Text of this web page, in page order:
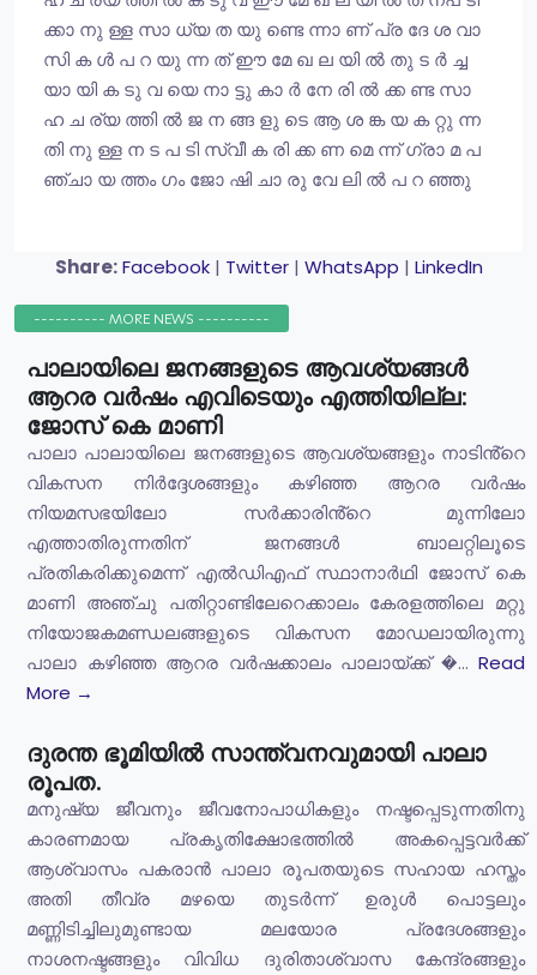
ക്കാ നു ള്ള സാ ധ്യ ത യു ണ്ടെ ന്നാ ണ് പ്ര ദേ ശ വാ
സി ക ൾ പ റ യു ന്ന ത് ഈ മേ ഖ ല യി ൽ തു ട ർ ച്ച
യാ യി ക ടു വ യെ നാ ട്ടു കാ ർ നേ രി ൽ ക്ക ണ്ട സാ
ഹ ച ര്യ ത്തി ൽ ജ ന ങ്ങ ളു ടെ ആ ശ ങ്ക യ ക റ്റു ന്ന
തി നു ള്ള ന ട പ ടി സ്വീ ക രി ക്ക ണ മെ ന്ന് ഗ്രാ മ പ
ഞ്ചാ യ ത്തം ഗം ജോ ഷി ചാ രു വേ ലി ൽ പ റ ഞ്ഞു
Share: Facebook| Twitter| WhatsApp | LinkedIn
---------- MORE NEWS ----------
പാലായിലെ ജനങ്ങളുടെ ആവശ്യങ്ങൾ
ആറര വർഷം എവിടെയും എത്തിയില്ല:
ജോസ് കെ മാണി
പാലാ പാലായിലെ ജനങ്ങളുടെ ആവശ്യങ്ങളും നാടിൻ്റെ
വികസന നിർദ്ദേശങ്ങളും കഴിഞ്ഞ ആറര വർഷം
നിയമസഭയിലോ സർക്കാരിൻ്റെ മുന്നിലോ
എത്താതിരുന്നതിന് ജനങ്ങൾ ബാലറ്റിലൂടെ
പ്രതികരിക്കുമെന്ന് എൽഡിഎഫ് സ്ഥാനാർഥി ജോസ് കെ
മാണി അഞ്ചു പതിറ്റാണ്ടിലേറെക്കാലം കേരളത്തിലെ മറ്റു
നിയോജകമണ്ഡലങ്ങളുടെ വികസന മോഡലായിരുന്നു
പാലാ കഴിഞ്ഞ ആറര വർഷക്കാലം പാലായ്ക്ക് �... Read
More →
ദുരന്ത ഭൂമിയിൽ സാന്ത്വനവുമായി പാലാ
രൂപത.
മനുഷ്യ ജീവനും ജീവനോപാധികളും നഷ്ടപ്പെടുന്നതിനു
കാരണമായ പ്രകൃതിക്ഷോഭത്തിൽ അകപ്പെട്ടവർക്ക്
ആശ്വാസം പകരാൻ പാലാ രൂപതയുടെ സഹായ ഹസ്തം
അതി തീവ്ര മഴയെ തുടർന്ന് ഉരുൾ പൊട്ടലും
മണ്ണിടിച്ചിലുമുണ്ടായ മലയോര പ്രദേശങ്ങളും
നാശനഷ്ടങ്ങളും വിവിധ ദുരിതാശ്വാസ കേന്ദ്രങ്ങളും